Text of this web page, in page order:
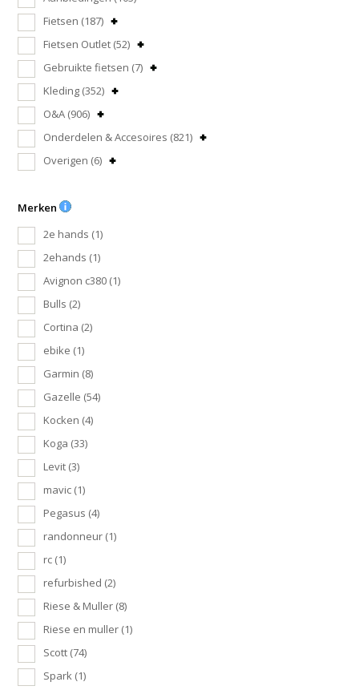
Fietsen (187)
Fietsen Outlet (52)
Gebruikte fietsen (7)
Kleding (352)
O&A (906)
Onderdelen & Accesoires (821)
Overigen (6)
Merken
2e hands (1)
2ehands (1)
Avignon c380 (1)
Bulls (2)
Cortina (2)
ebike (1)
Garmin (8)
Gazelle (54)
Kocken (4)
Koga (33)
Levit (3)
mavic (1)
Pegasus (4)
randonneur (1)
rc (1)
refurbished (2)
Riese & Muller (8)
Riese en muller (1)
Scott (74)
Spark (1)